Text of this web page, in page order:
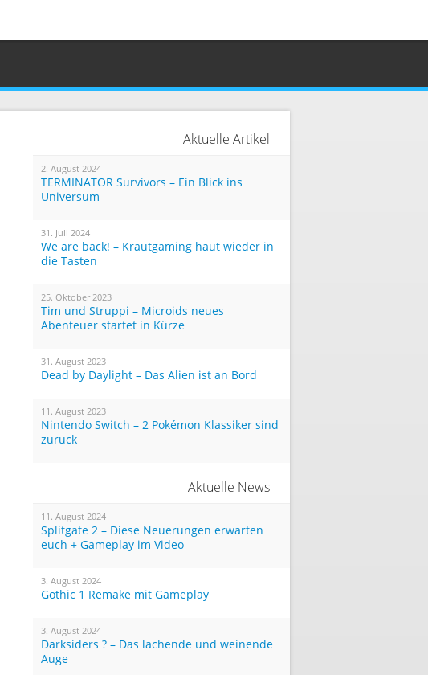
Aktuelle Artikel
2. August 2024
TERMINATOR Survivors – Ein Blick ins
Universum
31. Juli 2024
We are back! – Krautgaming haut wieder in
die Tasten
25. Oktober 2023
Tim und Struppi – Microids neues
Abenteuer startet in Kürze
31. August 2023
Dead by Daylight – Das Alien ist an Bord
11. August 2023
Nintendo Switch – 2 Pokémon Klassiker sind
zurück
Aktuelle News
11. August 2024
Splitgate 2 – Diese Neuerungen erwarten
euch + Gameplay im Video
3. August 2024
Gothic 1 Remake mit Gameplay
3. August 2024
Darksiders ? – Das lachende und weinende
Auge